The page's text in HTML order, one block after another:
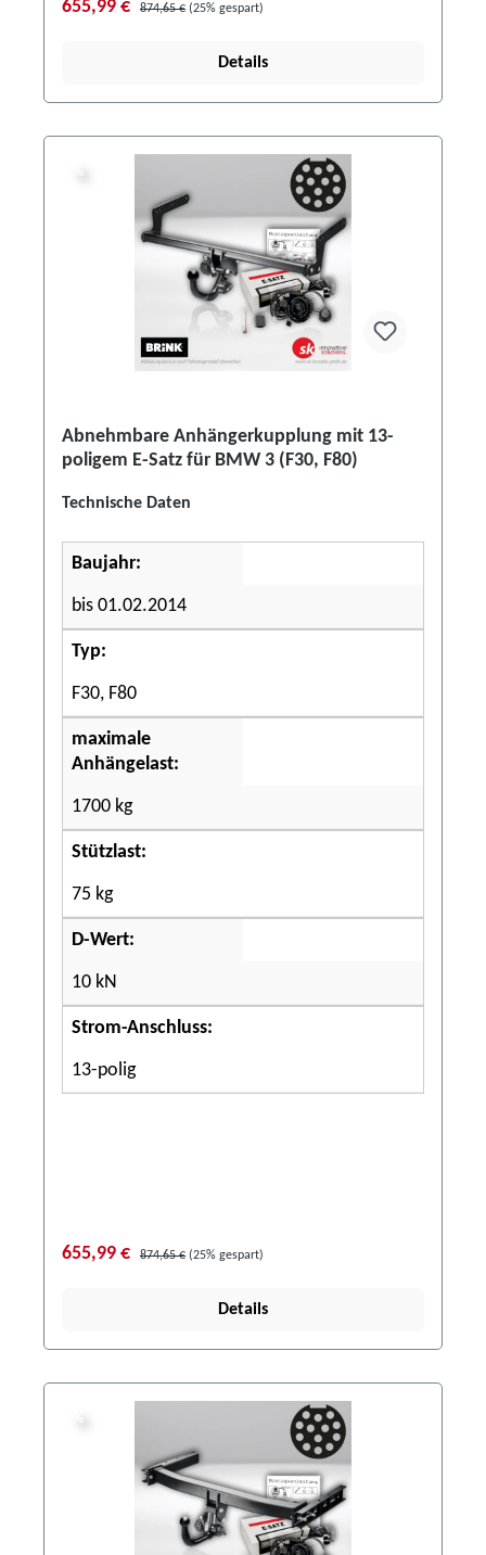
655,99 € 874,65 € (25% gespart)
Details
Abnehmbare Anhängerkupplung mit 13-
poligem E-Satz für BMW 3 (F30, F80)
Technische Daten
Baujahr:
bis 01.02.2014
Typ:
F30, F80
maximale
Anhängelast:
1700 kg
Stützlast:
75 kg
D-Wert:
10 kN
Strom-Anschluss:
13-polig
655,99 € 874,65 € (25% gespart)
Details